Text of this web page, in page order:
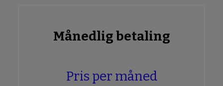
Månedlig betaling
Pris per måned